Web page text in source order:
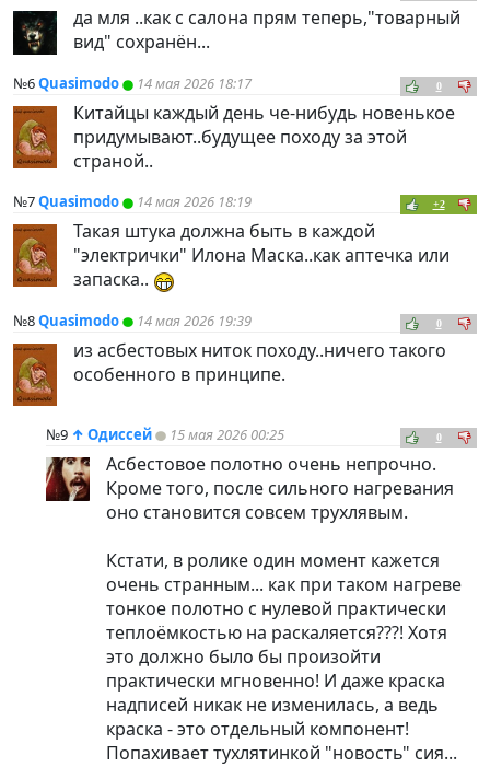
да мля ..как с салона прям теперь,"товарный
вид" сохранён...
№6Quasimodo 14 мая 2026 18:17 0
Китайцы каждый день че-нибудь новенькое
придумывают..будущее походу за этой
страной..
№7Quasimodo 14 мая 2026 18:19 +2
Такая штука должна быть в каждой
"электрички" Илона Маска..как аптечка или
запаска..
№8Quasimodo 14 мая 2026 19:39 0
из асбестовых ниток походу..ничего такого
особенного в принципе.
№9 ↑ Одиссей 15 мая 2026 00:25 0
Асбестовое полотно очень непрочно.
Кроме того, после сильного нагревания
оно становится совсем трухлявым.
Кстати, в ролике один момент кажется
очень странным... как при таком нагреве
тонкое полотно с нулевой практически
теплоёмкостью на раскаляется???! Хотя
это должно было бы произойти
практически мгновенно! И даже краска
надписей никак не изменилась, а ведь
краска - это отдельный компонент!
Попахивает тухлятинкой "новость" сия...